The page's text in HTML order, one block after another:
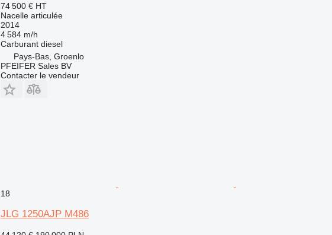
74 500 € HT
Nacelle articulée
2014
4 584 m/h
Carburant diesel
Pays-Bas, Groenlo
PFEIFER Sales BV
Contacter le vendeur
18
JLG 1250AJP M486